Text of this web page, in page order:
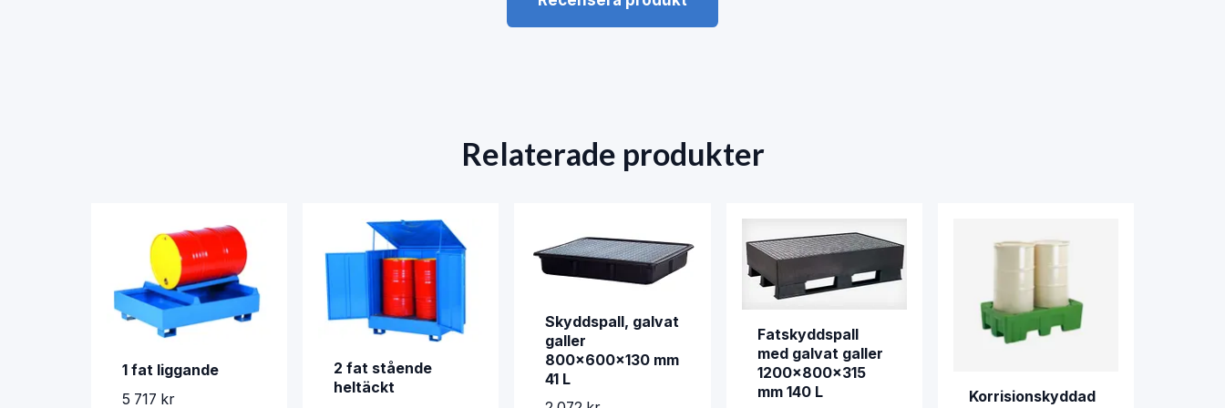
Relaterade produkter
1 fat liggande
5 717 kr
2 fat stående
heltäckt
Skyddspall, galvat
galler
800x600x130 mm
41 L
Fatskyddspall
med galvat galler
1200x800x315
mm 140 L
Korrisionskyddad